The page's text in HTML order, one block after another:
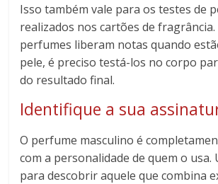
Isso também vale para os testes de
realizados nos cartões de fragrância.
perfumes liberam notas quando
pele, é preciso testá-los no corpo
do resultado final.
Identifique a sua
O perfume masculino é
com a personalidade de quem o usa.
para descobrir aquele que combina